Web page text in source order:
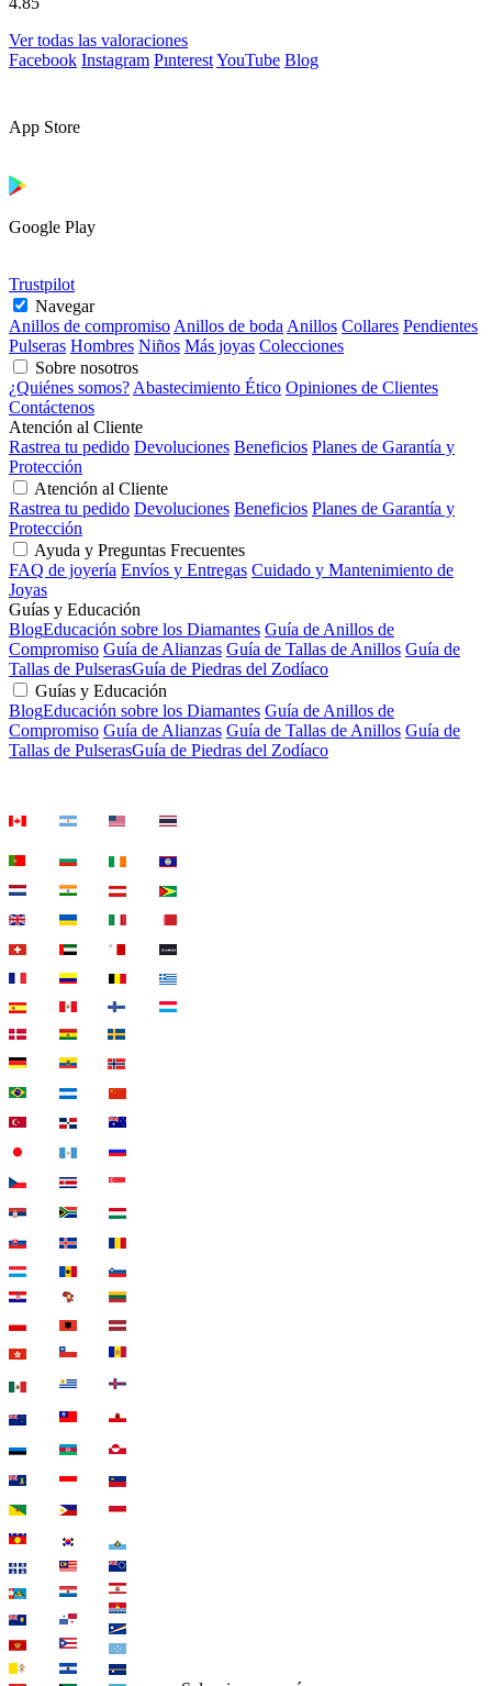
Ver todas las valoraciones
Facebook Instagram PınterestYouTube Blog
App Store
Google Play
Trustpilot
Navegar
Anillos de compromisoAnillos de bodaAnillos Collares Pendientes
Pulseras Hombres Niños Más joyas Colecciones
Sobre nosotros
¿Quiénes somos?Abastecimiento Ético Opiniones de Clientes
Contáctenos
Atención al Cliente
Rastrea tu pedido Devoluciones Beneficios Planes de Garantía y
Protección
Atención al Cliente
Rastrea tu pedido Devoluciones Beneficios Planes de Garantía y
Protección
Ayuda y Preguntas Frecuentes
FAQ de joyería Envíos y Entregas Cuidado y Mantenimiento de
Joyas
Guías y Educación
BlogEducación sobre los Diamantes Guía de Anillos de
Compromiso Guía de Alianzas Guía de Tallas de Anillos Guía de
Tallas de PulserasGuía de Piedras del Zodíaco
Guías y Educación
BlogEducación sobre los Diamantes Guía de Anillos de
Compromiso Guía de Alianzas Guía de Tallas de Anillos Guía de
Tallas de PulserasGuía de Piedras del Zodíaco